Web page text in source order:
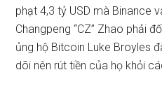
phạt 4,3 tỷ USD mà Binance
Changpeng “CZ” Zhao phải
ủng hộ Bitcoin Luke Broyles
dõi nên rút tiền của họ khỏi